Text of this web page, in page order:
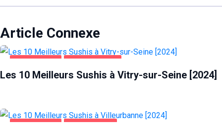
Article Connexe
ALIMENTATION VITRY-SUR-SEINE
Les 10 Meilleurs Sushis à Vitry-sur-Seine [2024]
ALIMENTATION VILLEURBANNE